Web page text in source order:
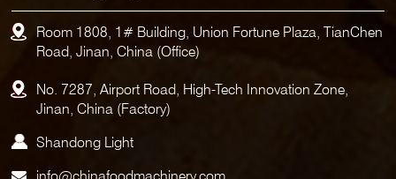
Room 1808, 1# Building, Union Fortune Plaza, TianChen
Road, Jinan, China (Office)
No. 7287, Airport Road, High-Tech Innovation Zone,
Jinan, China (Factory)
Shandong Light